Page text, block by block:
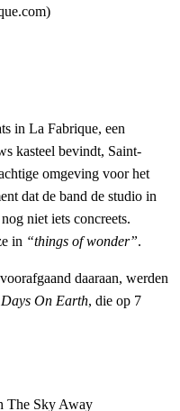
in La Fabrique, een
kasteel bevindt, Saint-
omgeving voor het
dat de band de studio in
niet iets concreets.
in “things of wonder”.
daaraan, werden
On Earth, die op 7